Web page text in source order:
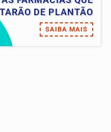
DE PLANTÃO
SAIBA MAIS